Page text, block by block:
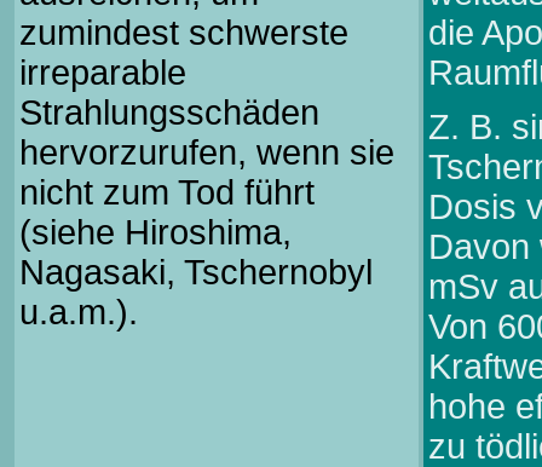
zumindest schwerste
irreparable
Strahlungsschäden
hervorzurufen, wenn sie
nicht zum Tod führt
(siehe Hiroshima,
Nagasaki, Tschernobyl
u.a.m.).
die
Z. B.
Dosis
Davon
mSv
Von
hohe
zu